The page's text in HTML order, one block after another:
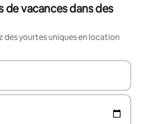
de vacances dans des
des yourtes uniques en location
s'affichent, utilisez les flèches vers le